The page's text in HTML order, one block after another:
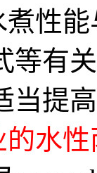
性
等有
当提
的水